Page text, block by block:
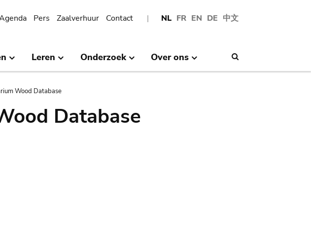
NL FR EN DE 中文
Pers Zaalverhuur Contact
Leren Onderzoek Over ons
Wood Database
Database